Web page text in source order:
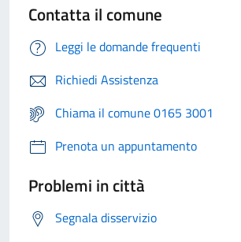
Contatta il comune
Leggi le domande frequenti
Richiedi Assistenza
Chiama il comune 0165 3001
Prenota un appuntamento
Problemi in città
Segnala disservizio